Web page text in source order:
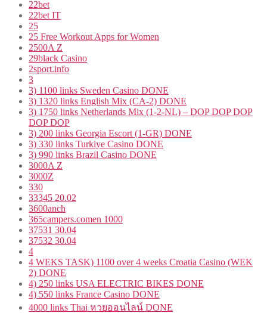
22bet
22bet IT
25
25 Free Workout Apps for Women
2500A Z
29black Casino
2sport.info
3
3) 1100 links Sweden Casino DONE
3) 1320 links English Mix (CA-2) DONE
3) 1750 links Netherlands Mix (1-2-NL) – DOP DOP DOP
DOP DOP
3) 200 links Georgia Escort (1-GR) DONE
3) 330 links Turkiye Casino DONE
3) 990 links Brazil Casino DONE
3000A Z
3000Z
330
33345 20.02
3600anch
365campers.comen 1000
37531 30.04
37532 30.04
4
4 WEKS TASK) 1100 over 4 weeks Croatia Casino (WEK
2) DONE
4) 250 links USA ELECTRIC BIKES DONE
4) 550 links France Casino DONE
4000 links Thai หวยออนไลน์ DONE